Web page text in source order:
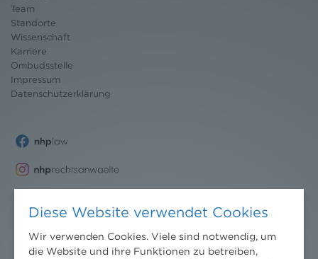
Team
Standorte
Wissenschaft
Karriere
Ombudsstelle
Impressum
Datenschutzerklärung
Diese Website verwendet Cookies
Wir verwenden Cookies. Viele sind notwendig, um
die Website und ihre Funktionen zu betreiben,